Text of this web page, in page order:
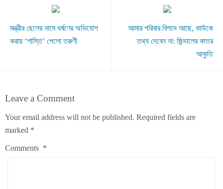
মন্ত্রীর ছেলের নামে ধর্ষণের অভিযোগ
করায় ‘শাস্তি’ পেলো তরুণী
আমার পরিবার বিপদে আছে, কাউকে
তথ্য দেবেন না: জিন্দালের কাতর
আকুতি
Leave a Comment
Your email address will not be published. Required fields are
marked *
Comments *